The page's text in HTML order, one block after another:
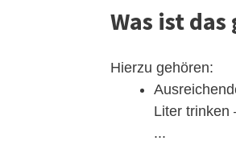
Was ist
Hierzu gehören:
Liter trinken
...